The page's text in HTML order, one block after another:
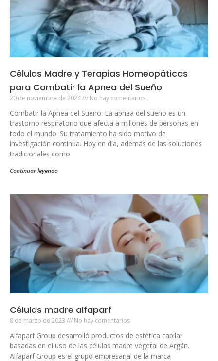
Células Madre y Terapias Homeopáticas
para Combatir la Apnea del Sueño
20 de noviembre de 2024 No hay comentarios
Combatir la Apnea del Sueño. La apnea del sueño es un
trastorno respiratorio que afecta a millones de personas en
todo el mundo. Su tratamiento ha sido motivo de
investigación continua. Hoy en día, además de las soluciones
tradicionales como
Continuar leyendo
Células madre alfaparf
8 de marzo de 2023 No hay comentarios
Alfaparf Group desarrolló productos de estética capilar
basadas en el uso de las células madre vegetal de Argán.
Alfaparf Group es el grupo empresarial de la marca